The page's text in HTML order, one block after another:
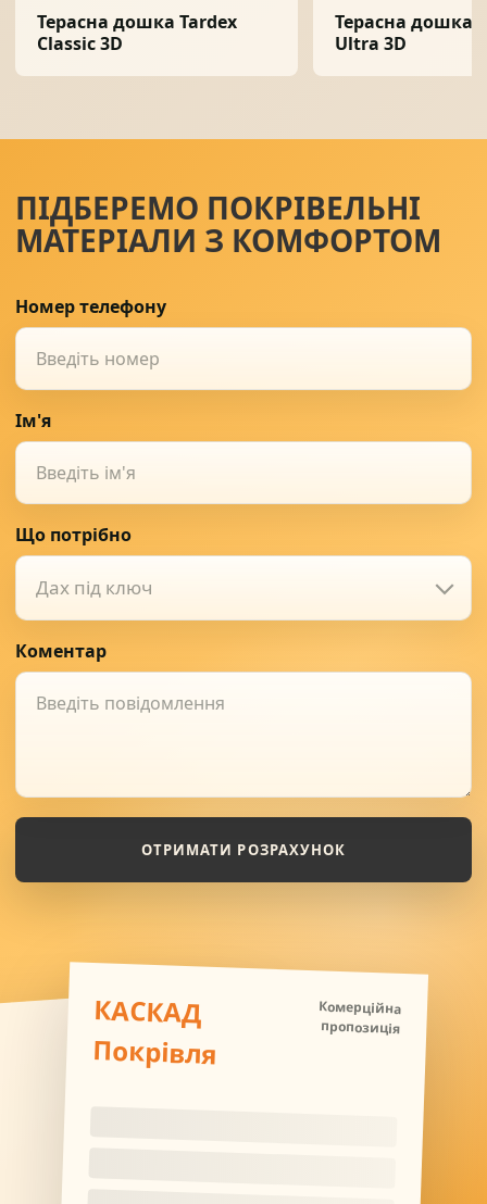
Терасна дошка Tardex
Classic 3D
Терасна дошка
Ultra 3D
ПІДБЕРЕМО ПОКРІВЕЛЬНІ
МАТЕРІАЛИ З КОМФОРТОМ
Номер телефону
Ім'я
Що потрібно
Дах під ключ
Коментар
ОТРИМАТИ РОЗРАХУНОК
КАСКАД
Покрівля
Комерційна
пропозиція